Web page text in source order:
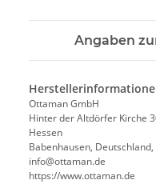
Angaben
Ottaman GmbH
Hinter der Altdörfer Kirche
Hessen
Babenhausen,
info@ottaman.de
https://www.ottaman.de